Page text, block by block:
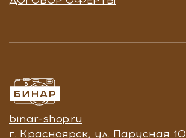
binar-shop.ru
г. Красноярск, ул. Парусная 10